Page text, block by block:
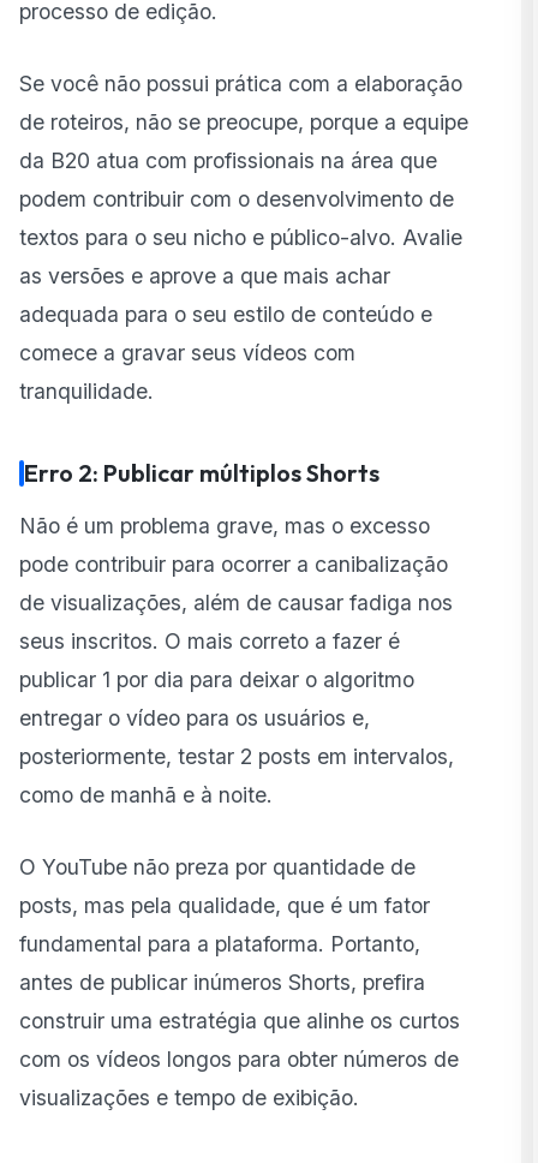
processo de edição.
Se você não possui prática com a elaboração
de roteiros, não se preocupe, porque a equipe
da B20 atua com profissionais na área que
podem contribuir com o desenvolvimento de
textos para o seu nicho e público-alvo. Avalie
as versões e aprove a que mais achar
adequada para o seu estilo de conteúdo e
comece a gravar seus vídeos com
tranquilidade.
Erro 2: Publicar múltiplos Shorts
Não é um problema grave, mas o excesso
pode contribuir para ocorrer a canibalização
de visualizações, além de causar fadiga nos
seus inscritos. O mais correto a fazer é
publicar 1 por dia para deixar o algoritmo
entregar o vídeo para os usuários e,
posteriormente, testar 2 posts em intervalos,
como de manhã e à noite.
O YouTube não preza por quantidade de
posts, mas pela qualidade, que é um fator
fundamental para a plataforma. Portanto,
antes de publicar inúmeros Shorts, prefira
construir uma estratégia que alinhe os curtos
com os vídeos longos para obter números de
visualizações e tempo de exibição.